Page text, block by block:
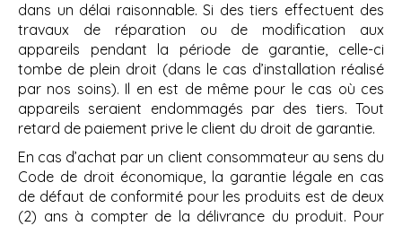
dans un délai raisonnable. Si des tiers effectuent des
travaux de réparation ou de modification aux
appareils pendant la période de garantie, celle-ci
tombe de plein droit (dans le cas d’installation réalisé
par nos soins). Il en est de même pour le cas où ces
appareils seraient endommagés par des tiers. Tout
retard de paiement prive le client du droit de garantie.
En cas d’achat par un client consommateur au sens du
Code de droit économique, la garantie légale en cas
de défaut de conformité pour les produits est de deux
(2) ans à compter de la délivrance du produit. Pour